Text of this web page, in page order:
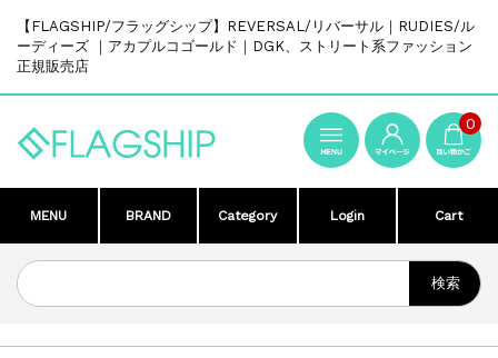
【FLAGSHIP/フラッグシップ】REVERSAL/リバーサル｜RUDIES/ル
ーディーズ ｜アカプルコゴールド｜DGK、ストリート系ファッション
正規販売店
0
MENU BRAND Category Login Cart